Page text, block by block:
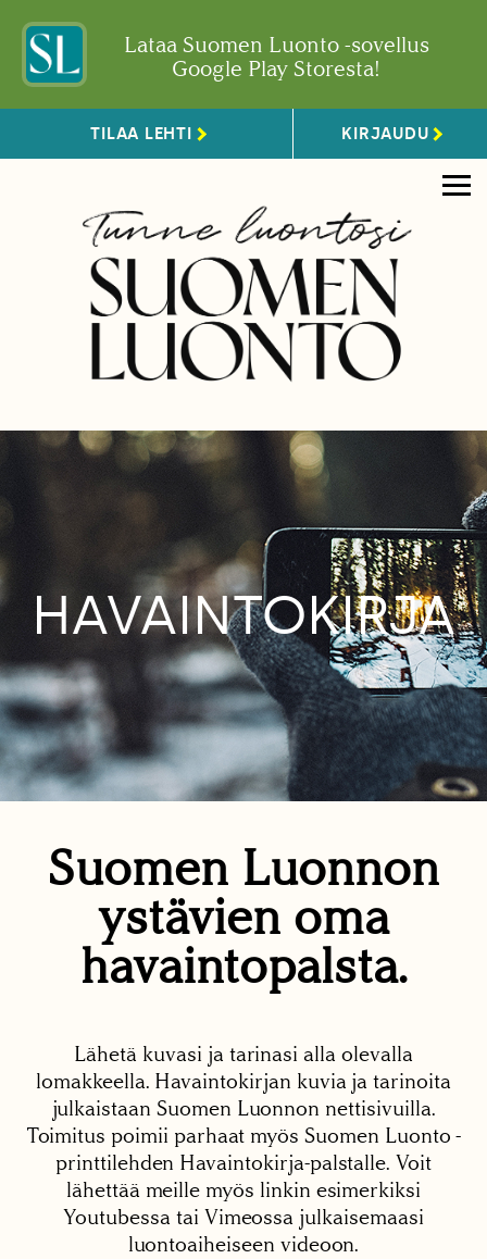
Lataa Suomen Luonto -sovellus
Google Play Storesta!
TILAA LEHTI KIRJAUDU
HAVAINTOKIRJA
Suomen Luonnon
ystävien oma
havaintopalsta.
Lähetä kuvasi ja tarinasi alla olevalla
lomakkeella. Havaintokirjan kuvia ja tarinoita
julkaistaan Suomen Luonnon nettisivuilla.
Toimitus poimii parhaat myös Suomen Luonto -
printtilehden Havaintokirja-palstalle. Voit
lähettää meille myös linkin esimerkiksi
Youtubessa tai Vimeossa julkaisemaasi
luontoaiheiseen videoon.